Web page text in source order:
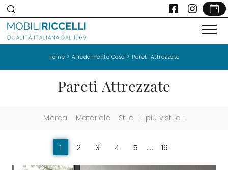
Home > Arredamento Casa > Pareti Attrezzate
Pareti Attrezzate
Marca Materiale Stile I più visti a :
1 2 3 4 5 .... 16